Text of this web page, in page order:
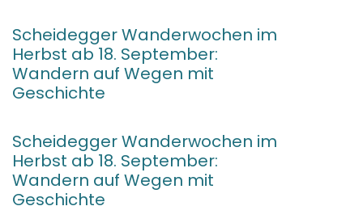
Scheidegger Wanderwochen im
Herbst ab 18. September:
Wandern auf Wegen mit
Geschichte
Scheidegger Wanderwochen im
Herbst ab 18. September:
Wandern auf Wegen mit
Geschichte